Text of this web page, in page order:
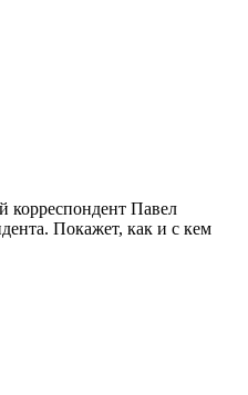
корреспондент Павел
Покажет, как и с кем